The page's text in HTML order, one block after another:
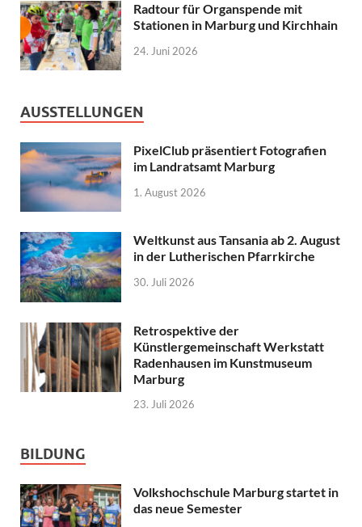
Radtour für Organspende mit
Stationen in Marburg und Kirchhain
24. Juni 2026
AUSSTELLUNGEN
PixelClub präsentiert Fotografien
im Landratsamt Marburg
1. August 2026
Weltkunst aus Tansania ab 2. August
in der Lutherischen Pfarrkirche
30. Juli 2026
Retrospektive der
Künstlergemeinschaft Werkstatt
Radenhausen im Kunstmuseum
Marburg
23. Juli 2026
BILDUNG
Volkshochschule Marburg startet in
das neue Semester